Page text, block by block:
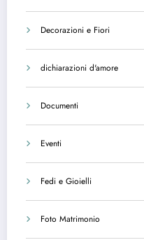
Decorazioni e Fiori
dichiarazioni d'amore
Documenti
Eventi
Fedi e Gioielli
Foto Matrimonio